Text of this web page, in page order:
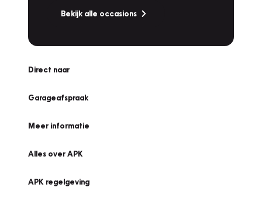
Bekijk alle occasions
Direct naar
Garageafspraak
Meer informatie
Alles over APK
APK regelgeving